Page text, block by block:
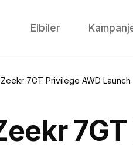
Elbiler
Zeekr 7GT Privilege AWD